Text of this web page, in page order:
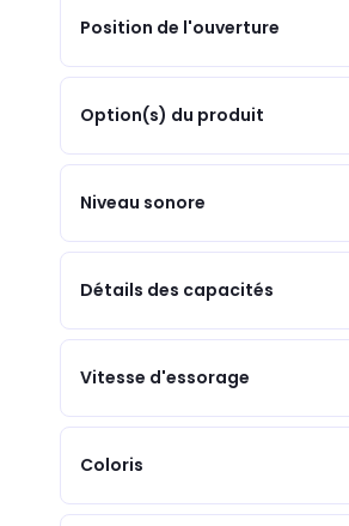
Position de l'ouverture
Option(s) du produit
Niveau sonore
Détails des capacités
Vitesse d'essorage
Coloris